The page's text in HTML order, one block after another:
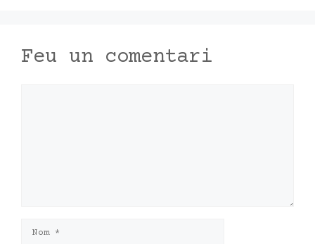
Feu un comentari